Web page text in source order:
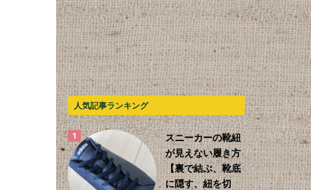
人気記事ランキング
スニーカーの靴紐
が見えない履き方
【裏で結ぶ、靴底
に隠す、紐を切